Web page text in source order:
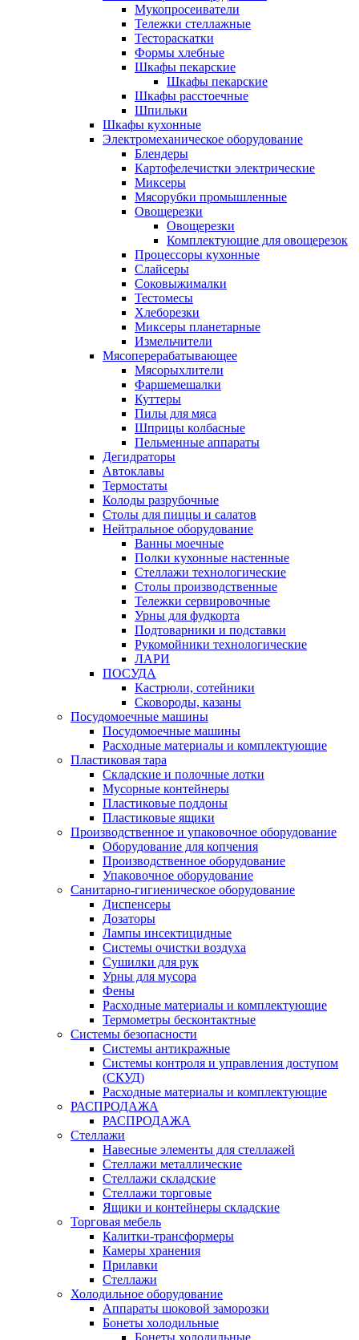
Мукопросеиватели
Тележки стеллажные
Тестораскатки
Формы хлебные
Шкафы пекарские
Шкафы пекарские
Шкафы расстоечные
Шпильки
Шкафы кухонные
Электромеханическое оборудование
Блендеры
Картофелечистки электрические
Миксеры
Мясорубки промышленные
Овощерезки
Овощерезки
Комплектующие для овощерезок
Процессоры кухонные
Слайсеры
Соковыжималки
Тестомесы
Хлеборезки
Миксеры планетарные
Измельчители
Мясоперерабатывающее
Мясорыхлители
Фаршемешалки
Куттеры
Пилы для мяса
Шприцы колбасные
Пельменные аппараты
Дегидраторы
Автоклавы
Термостаты
Колоды разрубочные
Столы для пиццы и салатов
Нейтральное оборудование
Ванны моечные
Полки кухонные настенные
Стеллажи технологические
Столы производственные
Тележки сервировочные
Урны для фудкорта
Подтоварники и подставки
Рукомойники технологические
ЛАРИ
ПОСУДА
Кастрюли, сотейники
Сковороды, казаны
Посудомоечные машины
Посудомоечные машины
Расходные материалы и комплектующие
Пластиковая тара
Складские и полочные лотки
Мусорные контейнеры
Пластиковые поддоны
Пластиковые ящики
Производственное и упаковочное оборудование
Оборудование для копчения
Производственное оборудование
Упаковочное оборудование
Санитарно-гигиеническое оборудование
Диспенсеры
Дозаторы
Лампы инсектицидные
Системы очистки воздуха
Сушилки для рук
Урны для мусора
Фены
Расходные материалы и комплектующие
Термометры бесконтактные
Системы безопасности
Системы антикражные
Системы контроля и управления доступом
(СКУД)
Расходные материалы и комплектующие
РАСПРОДАЖА
РАСПРОДАЖА
Стеллажи
Навесные элементы для стеллажей
Стеллажи металлические
Стеллажи складские
Стеллажи торговые
Ящики и контейнеры складские
Торговая мебель
Калитки-трансформеры
Камеры хранения
Прилавки
Стеллажи
Холодильное оборудование
Аппараты шоковой заморозки
Бонеты холодильные
Бонеты холодильные